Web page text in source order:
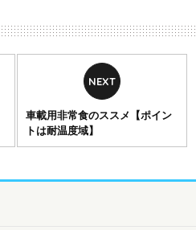
車載用非常食のススメ【ポイン
トは耐温度域】